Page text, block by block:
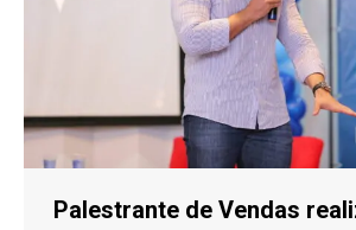
Palestrante de Vendas